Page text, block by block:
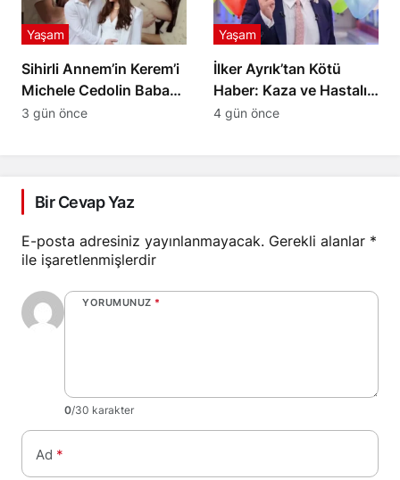
Sihirli Annem’in Kerem’i
Michele Cedolin Baba
Oldu: İşte Bebeğin İsmi
Yaşam
3 gün önce
İlker Ayrık’tan Kötü
Haber: Kaza ve Hastalık
Nedeniyle Sahneye Ara
Yaşam
4 gün önce
Bir Cevap Yaz
E-posta adresiniz yayınlanmayacak. Gerekli alanlar *
ile işaretlenmişlerdir
YORUMUNUZ *
0/30 karakter
Ad *